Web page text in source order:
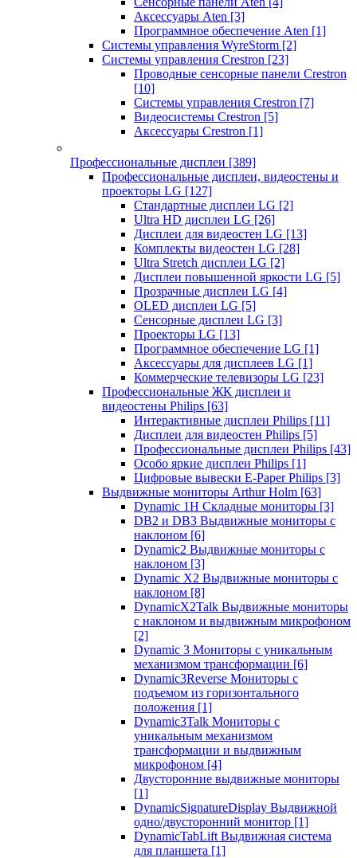
Аксессуары Aten [3]
Программное обеспечение Aten [1]
Системы управления WyreStorm [2]
Системы управления Crestron [23]
Проводные сенсорные панели Crestron
[10]
Системы управления Crestron [7]
Видеосистемы Crestron [5]
Аксессуары Crestron [1]
Профессиональные дисплеи [389]
Профессиональные дисплеи, видеостены и
проекторы LG [127]
Стандартные дисплеи LG [2]
Ultra HD дисплеи LG [26]
Дисплеи для видеостен LG [13]
Комплекты видеостен LG [28]
Ultra Stretch дисплеи LG [2]
Дисплеи повышенной яркости LG [5]
Прозрачные дисплеи LG [4]
OLED дисплеи LG [5]
Сенсорные дисплеи LG [3]
Проекторы LG [13]
Программное обеспечение LG [1]
Аксессуары для дисплеев LG [1]
Коммерческие телевизоры LG [23]
Профессиональные ЖК дисплеи и
видеостены Philips [63]
Интерактивные дисплеи Philips [11]
Дисплеи для видеостен Philips [5]
Профессиональные дисплеи Philips [43]
Особо яркие дисплеи Philips [1]
Цифровые вывески E-Paper Philips [3]
Выдвижные мониторы Arthur Holm [63]
Dynamic 1Н Складные мониторы [3]
DB2 и DB3 Выдвижные мониторы с
наклоном [6]
Dynamic2 Выдвижные мониторы с
наклоном [3]
Dynamic X2 Выдвижные мониторы с
наклоном [8]
DynamicX2Talk Выдвижные мониторы
с наклоном и выдвижным микрофоном
[2]
Dynamic 3 Мониторы с уникальным
механизмом трансформации [6]
Dynamic3Reverse Мониторы с
подъемом из горизонтального
положения [1]
Dynamic3Talk Мониторы с
уникальным механизмом
трансформации и выдвижным
микрофоном [4]
Двусторонние выдвижные мониторы
[1]
DynamicSignatureDisplay Выдвижной
одно/двусторонний монитор [1]
DynamicTabLift Выдвижная система
для планшета [1]